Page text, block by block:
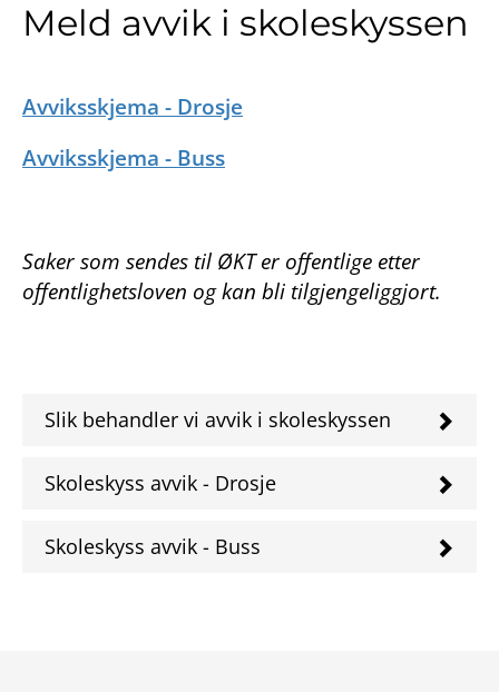
Meld avvik i skoleskyssen
Avviksskjema - Drosje
Avviksskjema - Buss
Saker som sendes til ØKT er offentlige etter
offentlighetsloven og kan bli tilgjengeliggjort.
Slik behandler vi avvik i skoleskyssen
Skoleskyss avvik - Drosje
Skoleskyss avvik - Buss